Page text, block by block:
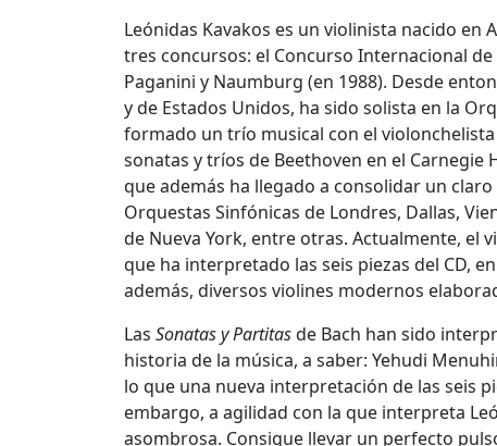
Leónidas Kavakos es un violinista nacido en
tres concursos: el Concurso Internacional de
Paganini y Naumburg (en 1988). Desde
y de Estados Unidos, ha sido solista en la
formado un trío musical con el violonchelista
sonatas y tríos de Beethoven en el Carnegie
que además ha llegado a consolidar un
Orquestas Sinfónicas de Londres, Dallas,
de Nueva York, entre otras. Actualmente, el
que ha interpretado las seis piezas del CD,
además, diversos violines modernos
Las Sonatas y Partitasde Bach han sido
historia de la música, a saber: Yehudi
lo que una nueva interpretación de las seis
embargo, a agilidad con la que interpreta
asombrosa. Consigue llevar un perfecto